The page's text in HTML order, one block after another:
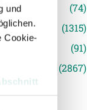
und
Cookie-
(74)
(1315)
(91)
(2867)